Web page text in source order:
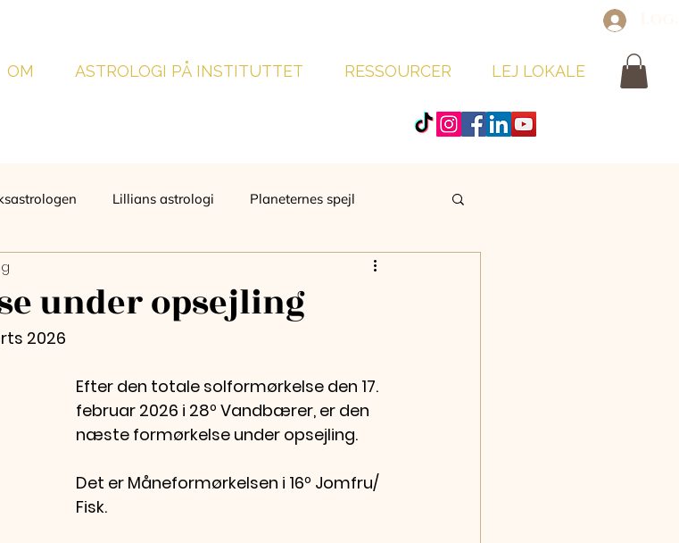
OM ASTROLOGI PÅ INSTITUTTET RESSOURCER LEJ LOKALE
Lillians astrologi Planeternes spejl
under opsejling
2026
Efter den totale solformørkelse den 17.
februar 2026 i 28º Vandbærer, er den
næste formørkelse under opsejling.
Det er Måneformørkelsen i 16º Jomfru/
Fisk.